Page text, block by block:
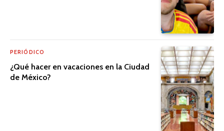
PERIÓDICO
¿Qué hacer en vacaciones en la Ciudad
de México?